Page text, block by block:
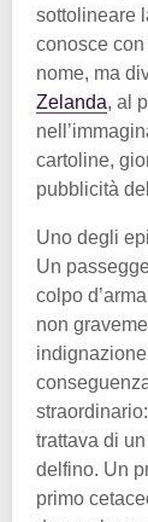
sottolineare
conosce
nome, ma
Zelanda, al
cartoline,
pubblicità
Uno degli
Un
colpo
non
straordinario:
trattava di
delfino. Un
primo